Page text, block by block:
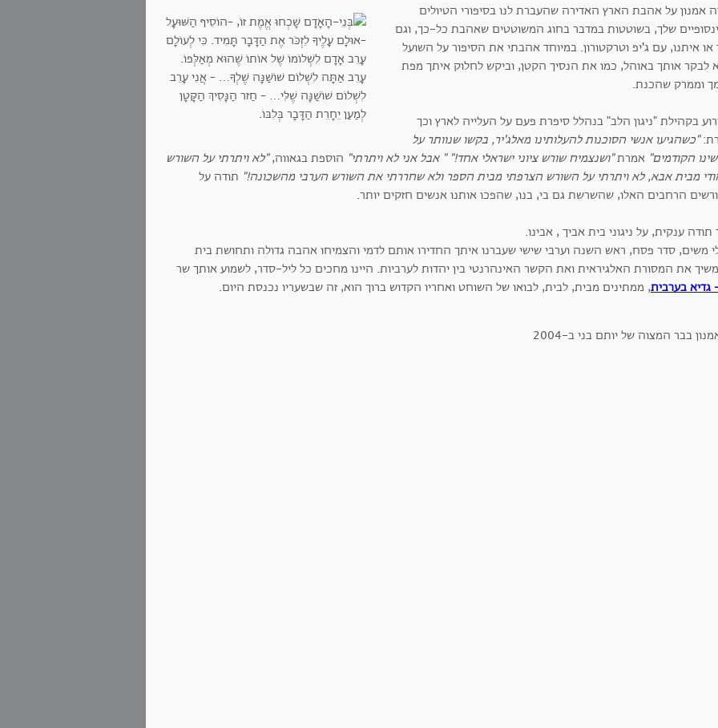
אמנון על אהבת הארץ האדירה שהעברת לנו בסיפורי הטיולים
שלך, בשוטטות במדבר בחוג המשוטטים שאהבת כל-כך, וגם
או איתנו, עם ג'יפ וטרקטורון. במיוחד אהבתי את הסיפור על השועל
לבקר אותך באוהל, כמו את הנסיך הקטן, וביקש לחלוק איתך מפת
וממרק שהכנת.
בקהילת "ניגון הלב" בנהלל סיפרת פעם על העלייה לארץ וכך
"כשהגיעו אנשי הסוכנות להעלותינו מאלג'יר, בקשו שנוותר על
הקודמים" אמרת"ושנצמיח שורש ציוני ישראלי אחד!" " אבל אני לא ויתרתי" הוספת בגאווה,"לא ויתרתי על השורש
מבית אבא, לא ויתרתי על השורש הצרפתי מבית הספר ולא שחררתי את השורש הערבי מהשכונה!" תודה על
הרחבים האלו, שהשרשת גם בי, בנו, שהפכו אותנו אנשים חזקים יותר.
תודה ענקית, על ניגוני בית אביך , אבינו.
משים, סדר פסח, ראש השנה וערבי שישי שעברנו איתך החדירו אותם לדמי והצמיחו אהבה גדולה ותחושת בית
את המסורת האלגיראית ואת הקשר האינהרנטי בין יהדות לערביות. היינו מחכים כל ליל-סדר, לשמוע אותך שר
גדיא בערבית, ממתינים מבית, לבית, לבואו של השוחט ואחריו הקדוש ברוך הוא, זה שבשעריו נכנסת היום.